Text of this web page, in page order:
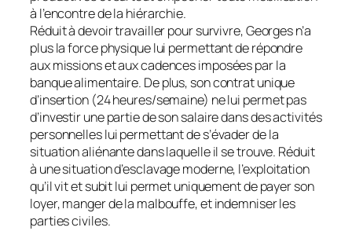
à l’encontre de la hiérarchie.
Réduit à devoir travailler pour survivre, Georges n’a
plus la force physique lui permettant de répondre
aux missions et aux cadences imposées par la
banque alimentaire. De plus, son contrat unique
d’insertion (24 heures/semaine) ne lui permet pas
d’investir une partie de son salaire dans des activités
personnelles lui permettant de s’évader de la
situation aliénante dans laquelle il se trouve. Réduit
à une situation d’esclavage moderne, l’exploitation
qu’il vit et subit lui permet uniquement de payer son
loyer, manger de la malbouffe, et indemniser les
parties civiles.